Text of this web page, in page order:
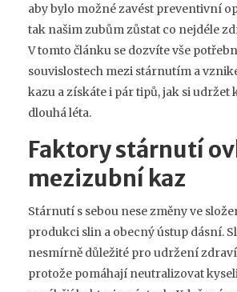
aby bylo možné zavést preventivní
tak našim zubům zůstat co nejdéle
V tomto článku se dozvíte vše
souvislostech mezi stárnutím a
kazu a získáte i pár tipů, jak si udržet
dlouhá léta.
Faktory stárnutí
mezizubní kaz
Stárnutí s sebou nese změny ve
produkci slin a obecný ústup dásní.
nesmírně důležité pro udržení
protože pomáhají neutralizovat